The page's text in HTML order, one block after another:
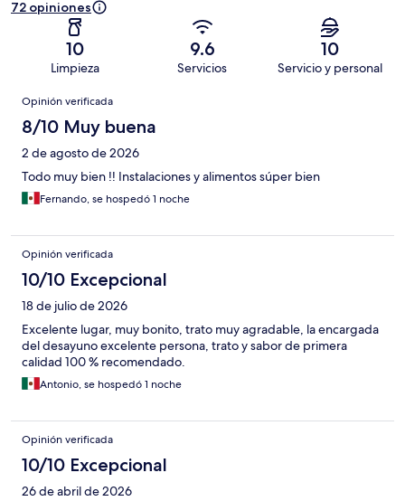
72 opiniones
10
Limpieza
9.6
Servicios
10
Servicio y personal
Opiniones
Opinión verificada
8/10 Muy buena
2 de agosto de 2026
Todo muy bien !! Instalaciones y alimentos súper bien
Fernando, se hospedó 1 noche
Opinión verificada
10/10 Excepcional
18 de julio de 2026
Excelente lugar, muy bonito, trato muy agradable, la encargada
del desayuno excelente persona, trato y sabor de primera
calidad 100 % recomendado.
Antonio, se hospedó 1 noche
Opinión verificada
10/10 Excepcional
26 de abril de 2026